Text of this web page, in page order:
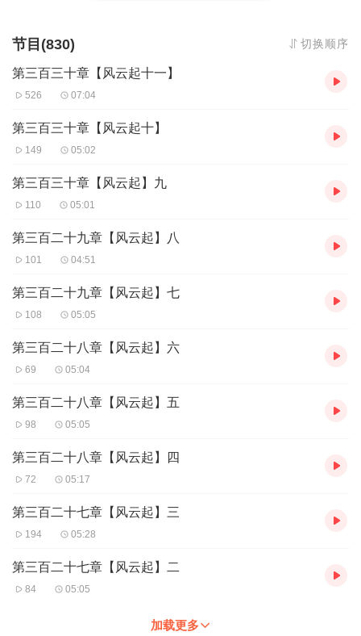
节目(830) 切换顺序
第三百三十章【风云起十一】
526 07:04
第三百三十章【风云起十】
149 05:02
第三百三十章【风云起】九
110 05:01
第三百二十九章【风云起】八
101 04:51
第三百二十九章【风云起】七
108 05:05
第三百二十八章【风云起】六
69 05:04
第三百二十八章【风云起】五
98 05:05
第三百二十八章【风云起】四
72 05:17
第三百二十七章【风云起】三
194 05:28
第三百二十七章【风云起】二
84 05:05
加载更多